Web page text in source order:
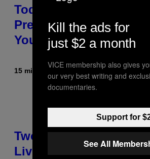
Today— Get Up to 25%
Prerolls, Flower, and
You Can
15 minutes ago Maha Haq |
Two Pokemon TCG
Live On
Kill the ads for
just $2 a month
VICE membership also gives
our very best writing and
documentaries.
Support for
See All